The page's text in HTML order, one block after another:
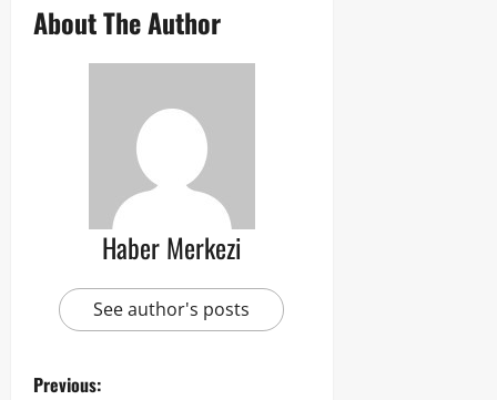
About The Author
Haber Merkezi
See author's posts
Previous: